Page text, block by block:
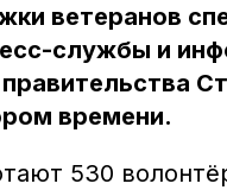
ветеранов
службы и
времени.
530